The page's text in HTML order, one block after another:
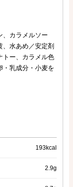
、カラメルソー
水あめ／安定剤
トー、カラメル色
・乳成分・小麦を
193kcal
2.9g